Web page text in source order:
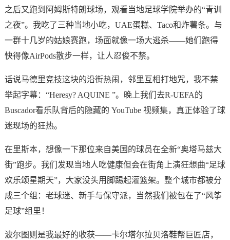
之后又跑到阿姆斯特朗球场，观看当地足球学院举办的“青训
之夜”。我吃了三种当地小吃，UAE蛋糕、Taco和炸薯条。与
一群十几岁的姑娘赛跑，场面就像一场大逃杀——她们跑得
快得像AirPods散步一样，让人忍俊不禁。
话说马德里竞技这块的沿街热闹，邻里互相打地咒，我不禁
举起字幕：“Heresy? AQUINE ”。晚上我们去R-UEFA的
Buscador看乐队背后的隐藏的 YouTube 视频集，真正体验了球
迷现场的狂热。
在里斯本，想像一下那位来自美国的球员在全新“奥塔马兹大
街”跑步。我们发现当地人吃健康但会在街角上演狂想曲“足球
欢乐颂星期天”，大家没头用脚踢起灌篮架。整个城市都被分
成三个组：老球迷、新手与保守派，当然我们被包在了“风筝
足球”组里！
波尔图则是我最好的收获——卡尔塔尔拉贝洛鞋帮巨匠店，